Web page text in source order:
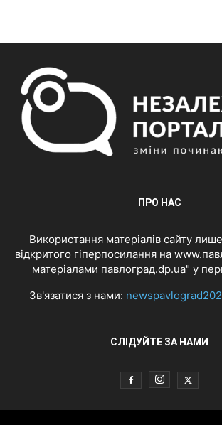
ПРО НАС
Використання матеріалів сайту
відкритого гіперпосилання на
матеріалами павлоград.dp.ua" у
Зв'язатися з нами:
СЛІДУЙТЕ ЗА НАМИ